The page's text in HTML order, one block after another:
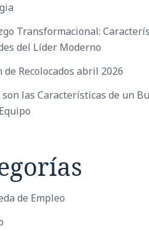
Transformacional:
del Líder Moderno
de Recolocados abril 2026
son las Características de un
de Empleo